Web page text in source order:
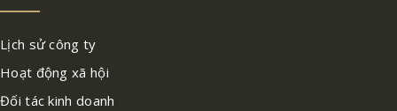
Lịch sử công ty
Hoạt động xã hội
Đối tác kinh doanh